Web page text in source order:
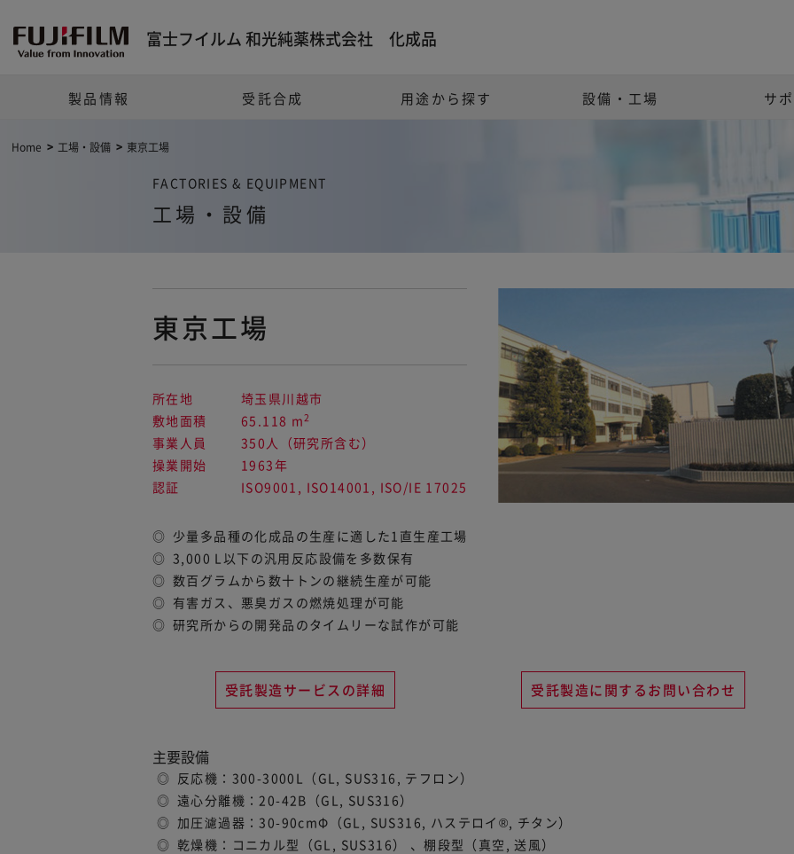
富士フイルム 和光純薬株式会社 化成品
製品情報 受託合成 用途から探す 設備・工場 サ
Home 工場・設備 東京工場
FACTORIES & EQUIPMENT
工場・設備
東京工場
所在地
埼玉県川越市
敷地面積
65.118 m2
事業人員
350人（研究所含む）
操業開始
1963年
認証
ISO9001, ISO14001, ISO/IE 17025
少量多品種の化成品の生産に適した1直生産工場
3,000 L以下の汎用反応設備を多数保有
数百グラムから数十トンの継続生産が可能
有害ガス、悪臭ガスの燃焼処理が可能
研究所からの開発品のタイムリーな試作が可能
受託製造サービスの詳細 受託製造に関するお問い合わせ
主要設備
反応機：300-3000L（GL, SUS316, テフロン）
遠心分離機：20-42B（GL, SUS316）
加圧濾過器：30-90cmΦ（GL, SUS316, ハステロイ®, チタン）
乾燥機：コニカル型（GL, SUS316） 、棚段型（真空, 送風）